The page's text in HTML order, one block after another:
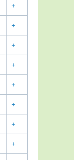
+
+
+
+
+
+
+
+